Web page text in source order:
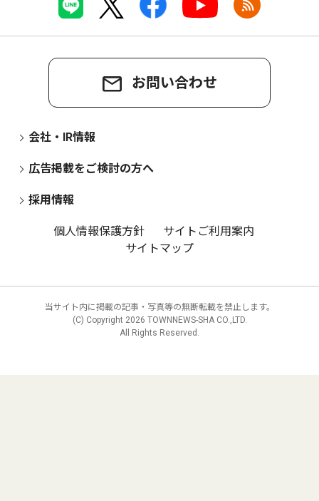
お問い合わせ
会社・IR情報
広告掲載をご検討の方へ
採用情報
個人情報保護方針
サイトご利用案内
サイトマップ
当サイト内に掲載の記事・写真等の無断転載を禁止します。
(C) Copyright 2026 TOWNNEWS-SHA CO.,LTD.
All Rights Reserved.